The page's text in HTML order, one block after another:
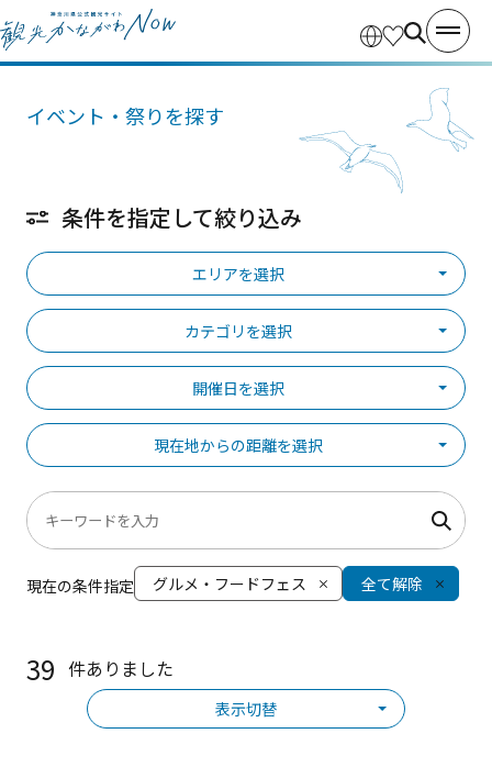
イベント・祭りを探す
条件を指定して絞り込み
エリアを選択
カテゴリを選択
開催日を選択
現在地からの距離を選択
現在の条件指定 グルメ・フードフェス 全て解除
39 件ありました
表示切替